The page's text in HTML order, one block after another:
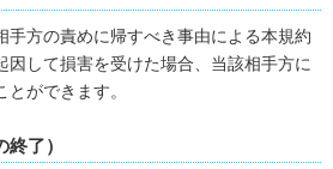
手方の責めに帰すべき事由による本規約
因して損害を受けた場合、当該相手方に
ができます。
了）